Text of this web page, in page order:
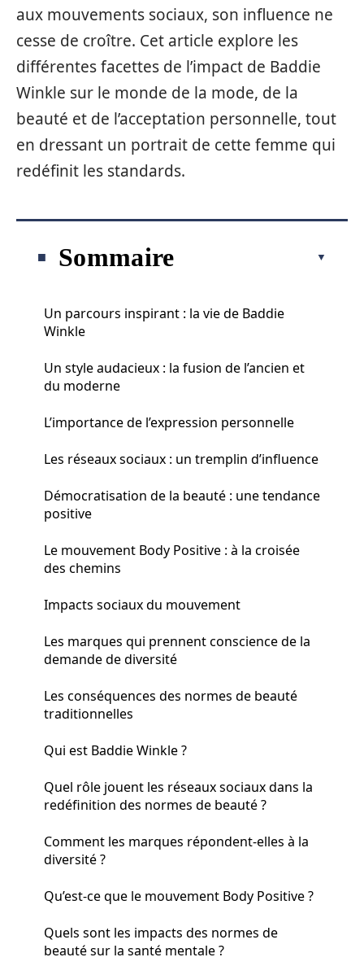
aux mouvements sociaux, son influence ne
cesse de croître. Cet article explore les
différentes facettes de l’impact de Baddie
Winkle sur le monde de la mode, de la
beauté et de l’acceptation personnelle, tout
en dressant un portrait de cette femme qui
redéfinit les standards.
Sommaire
Un parcours inspirant : la vie de Baddie
Winkle
Un style audacieux : la fusion de l’ancien et
du moderne
L’importance de l’expression personnelle
Les réseaux sociaux : un tremplin d’influence
Démocratisation de la beauté : une tendance
positive
Le mouvement Body Positive : à la croisée
des chemins
Impacts sociaux du mouvement
Les marques qui prennent conscience de la
demande de diversité
Les conséquences des normes de beauté
traditionnelles
Qui est Baddie Winkle ?
Quel rôle jouent les réseaux sociaux dans la
redéfinition des normes de beauté ?
Comment les marques répondent-elles à la
diversité ?
Qu’est-ce que le mouvement Body Positive ?
Quels sont les impacts des normes de
beauté sur la santé mentale ?